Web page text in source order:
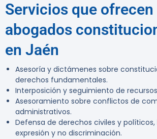
Servicios que
abogados
en Jaén
Asesoría y dictámenes sobre
derechos fundamentales.
Interposición y seguimiento de
Asesoramiento sobre conflictos de
administrativos.
Defensa de derechos civiles y
expresión y no discriminación.